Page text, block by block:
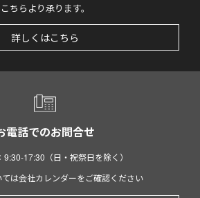
こちらより承ります。
詳しくはこちら
電話でのお問合せ
9:30-17:30（日・祝祭日を除く）
は会社カレンダーをご確認ください